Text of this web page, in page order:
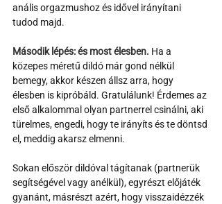
anális orgazmushoz és idővel irányítani
tudod majd.
Második lépés: és most élesben. Ha a
közepes méretű dildó már gond nélkül
bemegy, akkor készen állsz arra, hogy
élesben is kipróbáld. Gratulálunk! Érdemes az
első alkalommal olyan partnerrel csinálni, aki
türelmes, engedi, hogy te irányíts és te döntsd
el, meddig akarsz elmenni.
Sokan először dildóval tágítanak (partnerük
segítségével vagy anélkül), egyrészt előjáték
gyanánt, másrészt azért, hogy visszaidézzék